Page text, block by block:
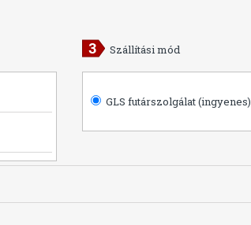
Szállítási mód
GLS futárszolgálat (ingyenes)